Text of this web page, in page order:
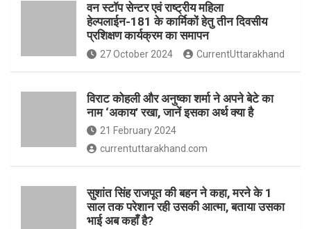
वन स्टॉप सेन्टर एवं राष्ट्रीय महिला
हेल्पलाईन-181 के कार्मिकों हेतु तीन दिवसीय
प्रशिक्षण कार्यक्रम का समापन
27 October 2024 CurrentUttarakhand
विराट कोहली और अनुष्का शर्मा ने अपने बेटे का
नाम ‘अकाय’ रखा, जानें इसका अर्थ क्‍या है
21 February 2024
currentuttarakhand.com
सुशांत सिंह राजपूत की बहन ने कहा, मरने के 1
साल तक परेशान रही उसकी आत्मा, बताया उसका
भाई अब कहाँ है?